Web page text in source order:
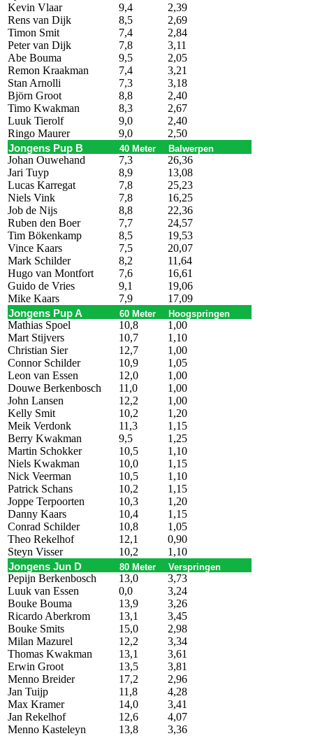
Kevin Vlaar
9,4
2,39
Rens van Dijk
8,5
2,69
Timon Smit
7,4
2,84
Peter van Dijk
7,8
3,11
Abe Bouma
9,5
2,05
Remon Kraakman
7,4
3,21
Stan Arnolli
7,3
3,18
Björn Groot
8,8
2,40
Timo Kwakman
8,3
2,67
Luuk Tierolf
9,0
2,40
Ringo Maurer
9,0 2,50
Jongens Pup B 40 Meter Balwerpen
Johan Ouwehand 7,3
26,36
Jari Tuyp
8,9
13,08
Lucas Karregat
7,8
25,23
Niels Vink
7,8
16,25
Job de Nijs
8,8
22,36
Ruben den Boer
7,7
24,57
Tim Bökenkamp
8,5
19,53
Vince Kaars
7,5
20,07
Mark Schilder
8,2
11,64
Hugo van Montfort
7,6
16,61
Guido de Vries
9,1
19,06
Mike Kaars
7,9 17,09
Jongens Pup A 60 Meter Hoogspringen
Mathias Spoel 10,8
1,00
Mart Stijvers
10,7
1,10
Christian Sier
12,7
1,00
Connor Schilder
10,9
1,05
Leon van Essen
12,0
1,00
Douwe Berkenbosch
11,0
1,00
John Lansen
12,2
1,00
Kelly Smit
10,2
1,20
Meik Verdonk
11,3
1,15
Berry Kwakman
9,5
1,25
Martin Schokker
10,5
1,10
Niels Kwakman
10,0
1,15
Nick Veerman
10,5
1,10
Patrick Schans
10,2
1,15
Joppe Terpoorten
10,3
1,20
Danny Kaars
10,4
1,15
Conrad Schilder
10,8
1,05
Theo Rekelhof
12,1
0,90
Steyn Visser
10,2 1,10
Jongens Jun D 80 Meter Verspringen
Pepijn Berkenbosch 13,0
3,73
Luuk van Essen
0,0
3,24
Bouke Bouma
13,9
3,26
Ricardo Aberkrom
13,1
3,45
Bouke Smits
15,0
2,98
Milan Mazurel
12,2
3,34
Thomas Kwakman
13,1
3,61
Erwin Groot
13,5
3,81
Menno Breider
17,2
2,96
Jan Tuijp
11,8
4,28
Max Kramer
14,0
3,41
Jan Rekelhof
12,6
4,07
Menno Kasteleyn
13,8 3,36